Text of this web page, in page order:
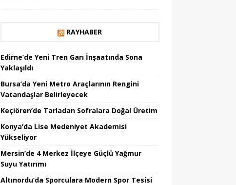
RAYHABER
Edirne’de Yeni Tren Garı İnşaatında Sona
Yaklaşıldı
Bursa’da Yeni Metro Araçlarının Rengini
Vatandaşlar Belirleyecek
Keçiören’de Tarladan Sofralara Doğal Üretim
Konya’da Lise Medeniyet Akademisi
Yükseliyor
Mersin’de 4 Merkez İlçeye Güçlü Yağmur
Suyu Yatırımı
Altınordu’da Sporculara Modern Spor Tesisi